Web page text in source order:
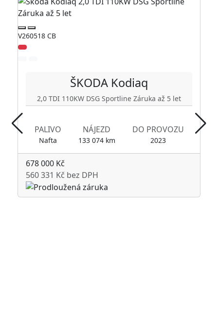
V260518 CB
ŠKODA Kodiaq
2,0 TDI 110KW DSG Sportline Záruka až 5 let
PALIVO
Nafta
NÁJEZD
133 074 km
DO PROVOZU
2023
678 000 Kč
560 331 Kč bez DPH